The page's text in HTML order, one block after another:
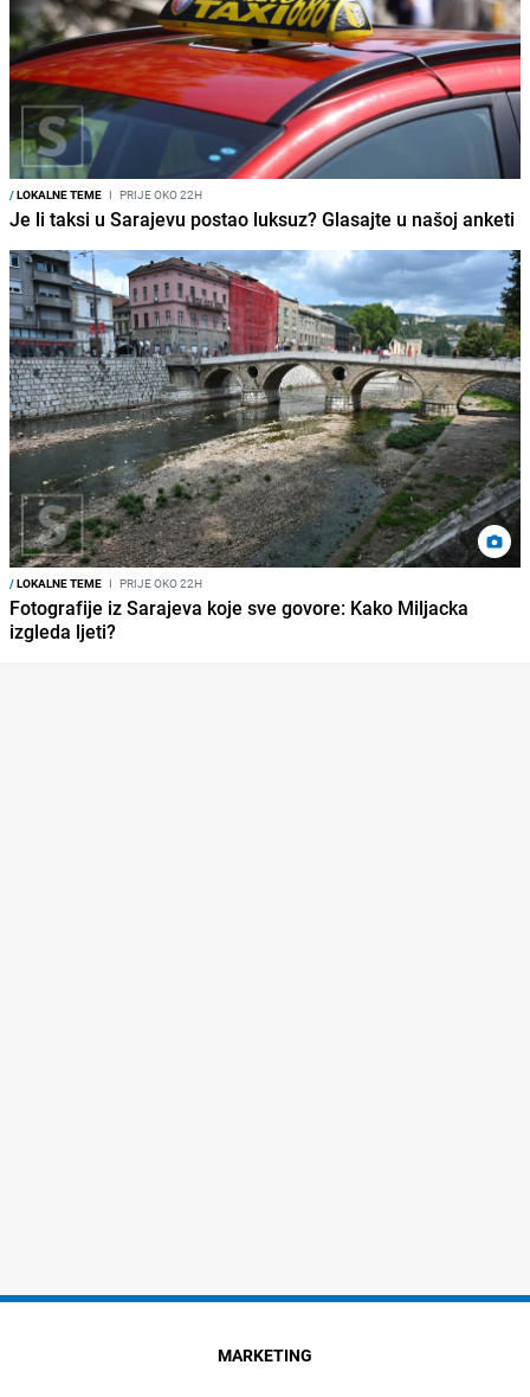
/LOKALNE TEME I PRIJE OKO 22H
Je li taksi u Sarajevu postao luksuz? Glasajte u našoj anketi
/LOKALNE TEME I PRIJE OKO 22H
Fotografije iz Sarajeva koje sve govore: Kako Miljacka
izgleda ljeti?
MARKETING